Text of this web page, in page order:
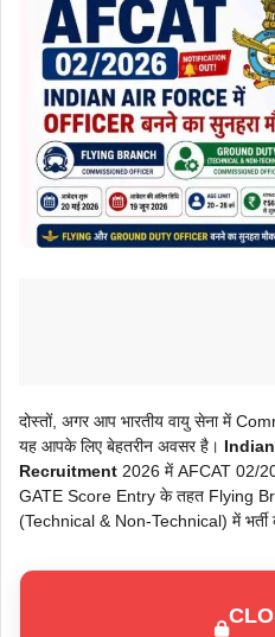
दोस्तों, अगर आप भारतीय वायु सेना में
यह आपके लिए बेहतरीन अवसर है।
Recruitment 2026 में AFCAT 02/
GATE Score Entry के तहत Flying
(Technical & Non-Technical) में भर्ती